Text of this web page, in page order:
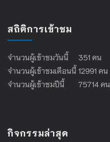
สถิติการเข้าชม
จำนวนผู้เข้าชมวันนี้ 351 คน
จำนวนผู้เข้าชมเดือนนี้ 12991 คน
จำนวนผู้เข้าชมปีนี้ 75714 คน
กิจกรรมล่าสุด